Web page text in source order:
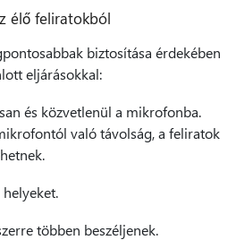
élő feliratokból
biztosítása érdekében
eljárásokkal:
és közvetlenül a mikrofonba.
való távolság, a feliratok
többen beszéljenek.